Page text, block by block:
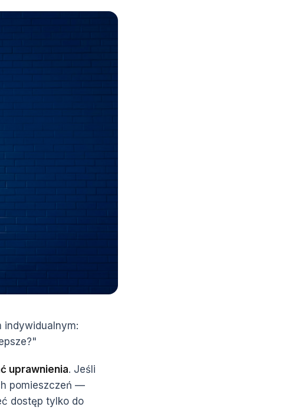
indywidualnym:
uprawnienia. Jeśli
pomieszczeń —
dostęp tylko do